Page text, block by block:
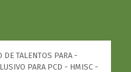
TALENTOS PARA -
PARA PCD - HMISC -